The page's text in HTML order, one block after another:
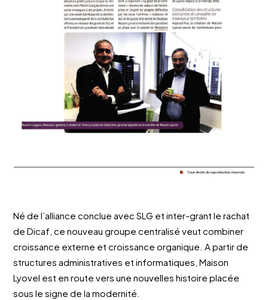
Né de l’alliance conclue avec SLG et inter-grant le rachat
de Dicaf, ce nouveau groupe centralisé veut combiner
croissance externe et croissance organique. A partir de
structures administratives et informatiques, Maison
Lyovel est en route vers une nouvelles histoire placée
sous le signe de la modernité.